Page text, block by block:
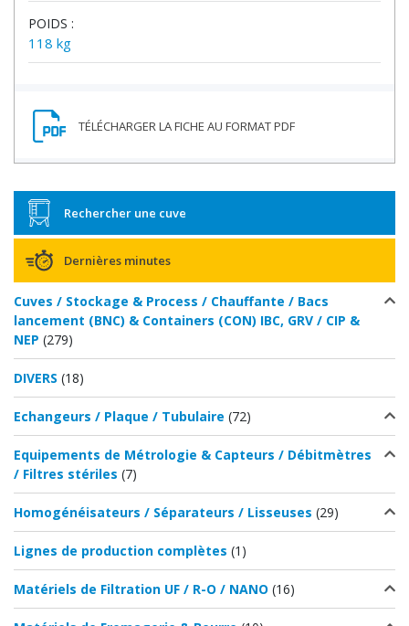
Rechercher une cuve
Dernières minutes
Cuves / Stockage & Process / Chauffante / Bacs
lancement (BNC) & Containers (CON) IBC, GRV / CIP &
NEP (279)
DIVERS (18)
Echangeurs / Plaque / Tubulaire (72)
Equipements de Métrologie & Capteurs / Débitmètres
/ Filtres stériles (7)
Homogénéisateurs / Séparateurs / Lisseuses (29)
Lignes de production complètes (1)
Matériels de Filtration UF / R-O / NANO (16)
POIDS :
118 kg